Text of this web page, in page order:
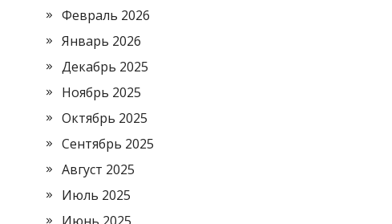
Февраль 2026
Январь 2026
Декабрь 2025
Ноябрь 2025
Октябрь 2025
Сентябрь 2025
Август 2025
Июль 2025